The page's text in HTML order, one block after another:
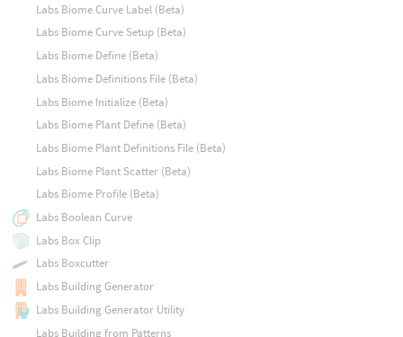
Labs Biome Curve Label (Beta)
Labs Biome Curve Setup (Beta)
Labs Biome Define (Beta)
Labs Biome Definitions File (Beta)
Labs Biome Initialize (Beta)
Labs Biome Plant Define (Beta)
Labs Biome Plant Definitions File (Beta)
Labs Biome Plant Scatter (Beta)
Labs Biome Profile (Beta)
Labs Boolean Curve
Labs Box Clip
Labs Boxcutter
Labs Building Generator
Labs Building Generator Utility
Labs Building from Patterns